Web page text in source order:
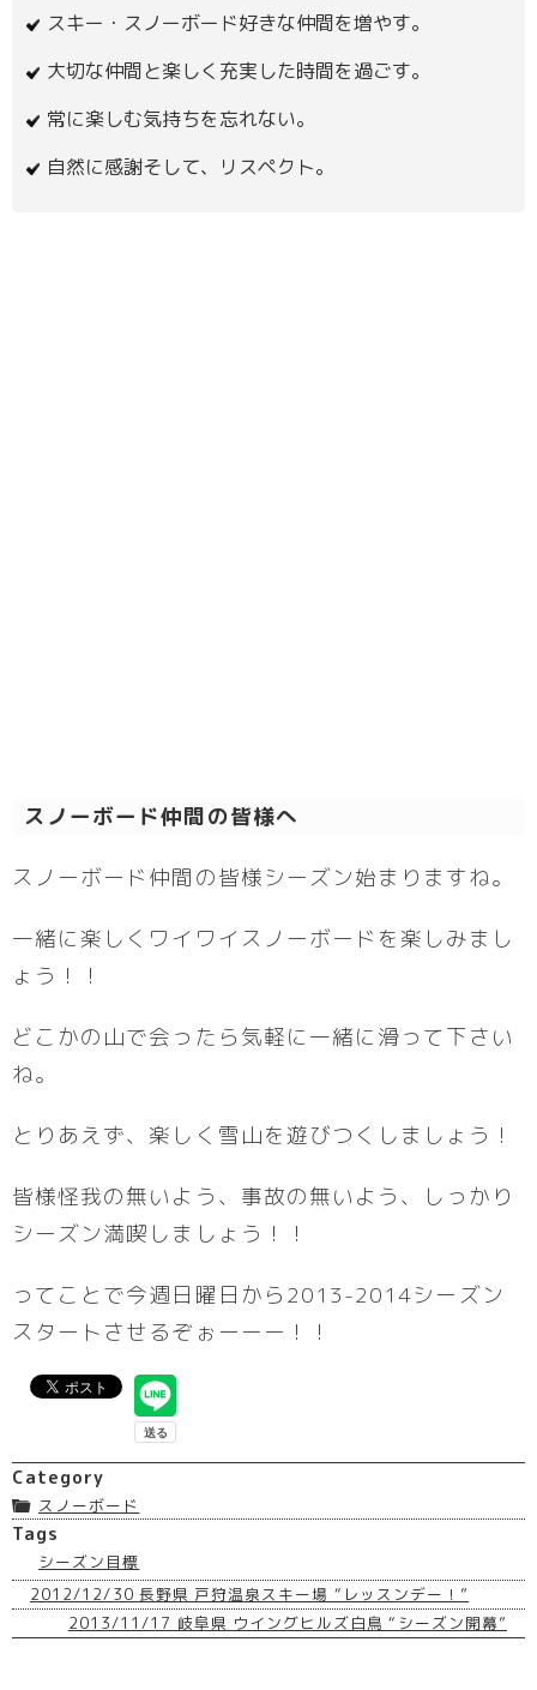
スキー・スノーボード好きな仲間を増やす。
大切な仲間と楽しく充実した時間を過ごす。
常に楽しむ気持ちを忘れない。
自然に感謝そして、リスペクト。
スノーボード仲間の皆様へ
スノーボード仲間の皆様シーズン始まりますね。
一緒に楽しくワイワイスノーボードを楽しみまし
ょう！！
どこかの山で会ったら気軽に一緒に滑って下さい
ね。
とりあえず、楽しく雪山を遊びつくしましょう！
皆様怪我の無いよう、事故の無いよう、しっかり
シーズン満喫しましょう！！
ってことで今週日曜日から2013-2014シーズン
スタートさせるぞぉーーー！！
Category
スノーボード
Tags
シーズン目標
2012/12/30 長野県 戸狩温泉スキー場 “レッスンデー！”
2013/11/17 岐阜県 ウイングヒルズ白鳥 “シーズン開幕”